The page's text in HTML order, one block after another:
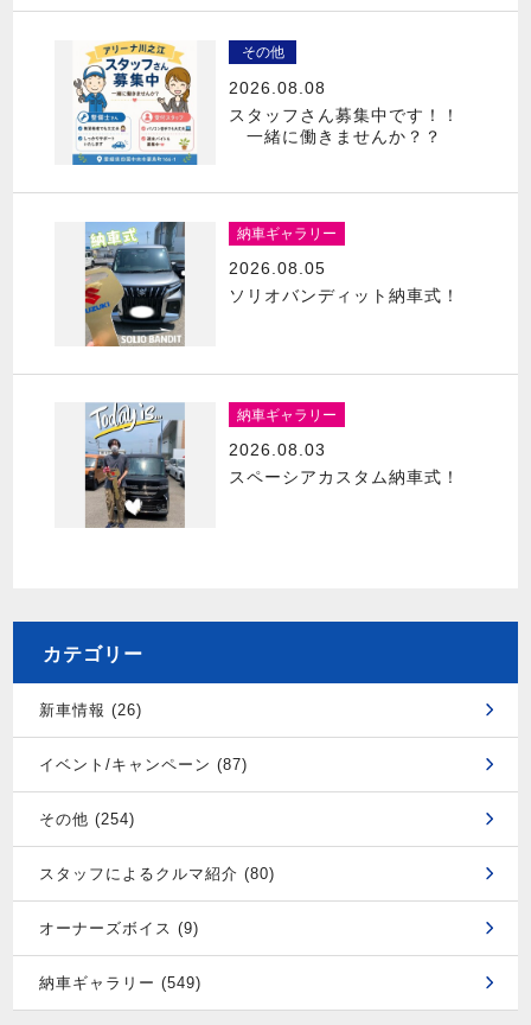
その他
2026.08.08
スタッフさん募集中です！！
一緒に働きませんか？？
納車ギャラリー
2026.08.05
ソリオバンディット納車式！
納車ギャラリー
2026.08.03
スペーシアカスタム納車式！
カテゴリー
新車情報 (26)
イベント/キャンペーン (87)
その他 (254)
スタッフによるクルマ紹介 (80)
オーナーズボイス (9)
納車ギャラリー (549)